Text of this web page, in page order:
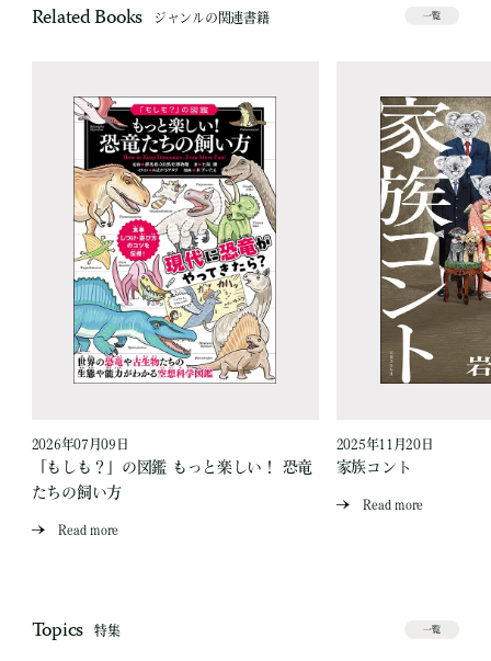
Related Books ジャンルの関連書籍 一覧
2026年07月09日
「もしも？」の図鑑 もっと楽しい！ 恐竜
たちの飼い方
Read more
2025年11月20日
家族コント
Read more
Topics 特集 一覧